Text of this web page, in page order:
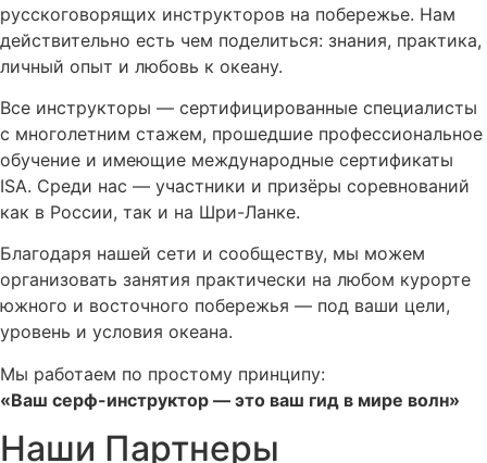
русскоговорящих инструкторов на побережье. Нам
действительно есть чем поделиться: знания, практика,
личный опыт и любовь к океану.
Все инструкторы — сертифицированные специалисты
с многолетним стажем, прошедшие профессиональное
обучение и имеющие международные сертификаты
ISA. Среди нас — участники и призёры соревнований
как в России, так и на Шри-Ланке.
Благодаря нашей сети и сообществу, мы можем
организовать занятия практически на любом курорте
южного и восточного побережья — под ваши цели,
уровень и условия океана.
Мы работаем по простому принципу:
«Ваш серф-инструктор — это ваш гид в мире волн»
Наши Партнеры